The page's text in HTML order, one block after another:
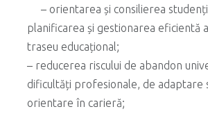
– orientarea și consilierea
planificarea și gestionarea eficientă
traseu educațional;
– reducerea riscului de abandon
dificultăți profesionale, de adaptare
orientare în carieră;